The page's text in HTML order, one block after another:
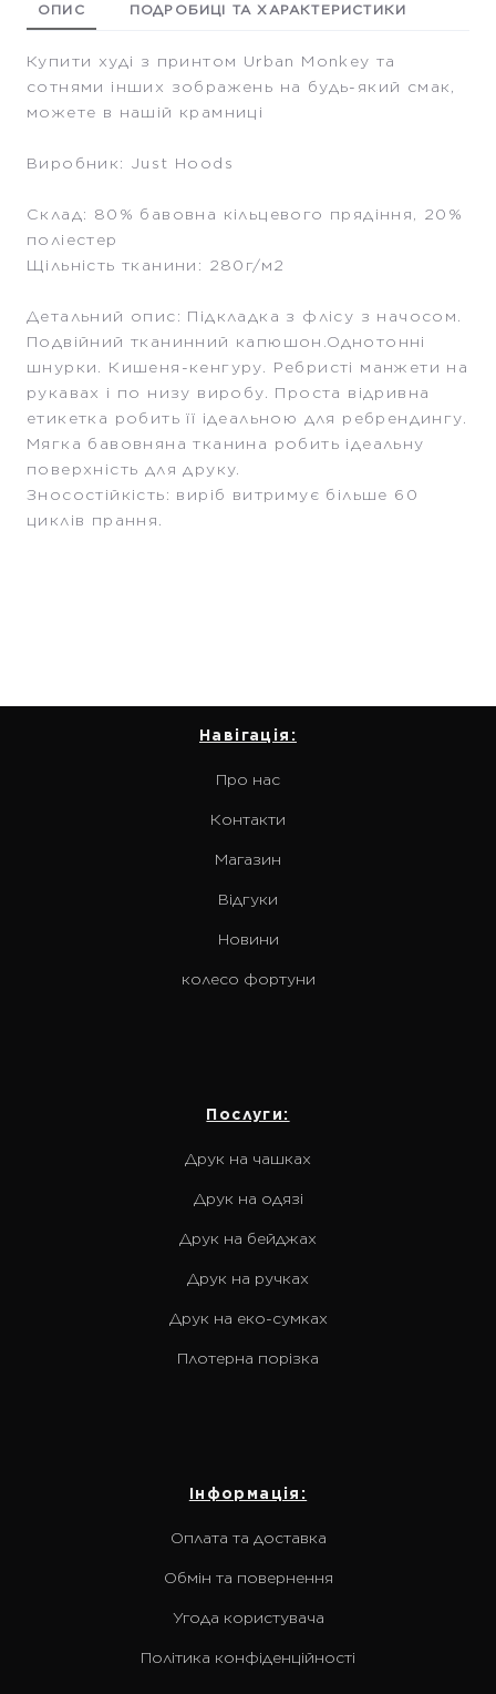
ОПИС ПОДРОБИЦІ ТА ХАРАКТЕРИСТИКИ
Купити худі з принтом Urban Monkey та
сотнями інших зображень на будь-який смак,
можете в нашій крамниці
Виробник: Just Hoods
Склад: 80% бавовна кільцевого прядіння, 20%
поліестер
Щільність тканини: 280г/м2
Детальний опис: Підкладка з флісу з начосом.
Подвійний тканинний капюшон.Однотонні
шнурки. Кишеня-кенгуру. Ребристі манжети на
рукавах і по низу виробу. Проста відривна
етикетка робить її ідеальною для ребрендингу.
Мягка бавовняна тканина робить ідеальну
поверхність для друку.
Зносостійкість: виріб витримує більше 60
циклів прання.
Навігація:
Про нас
Контакти
Магазин
Відгуки
Новини
колесо фортуни
Послуги:
Друк на чашках
Друк на одязі
Друк на бейджах
Друк на ручках
Друк на еко-сумках
Плотерна порізка
Інформація:
Оплата та доставка
Обмін та повернення
Угода користувача
Політика конфіденційності